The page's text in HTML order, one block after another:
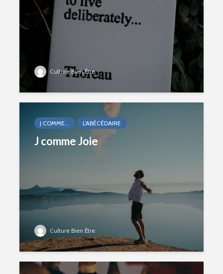
Culture Bien Être
J COMME... L'ABÉCÉDAIRE
J comme Joie
Culture Bien Être